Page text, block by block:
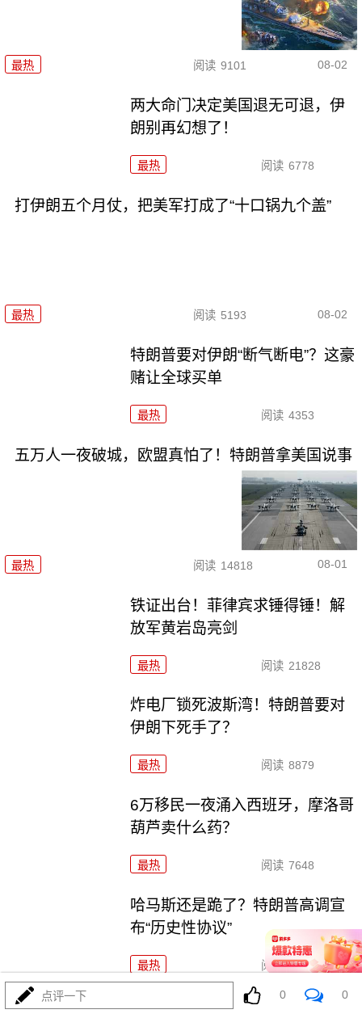
最热 阅读 9101 08-02
两大命门决定美国退无可退，伊
朗别再幻想了！
最热 阅读 6778
打伊朗五个月仗，把美军打成了“十口锅九个盖”
最热 阅读 5193 08-02
特朗普要对伊朗“断气断电”？这豪
赌让全球买单
最热 阅读 4353
五万人一夜破城，欧盟真怕了！特朗普拿美国说事
最热 阅读 14818 08-01
铁证出台！菲律宾求锤得锤！解
放军黄岩岛亮剑
最热 阅读 21828
炸电厂锁死波斯湾！特朗普要对
伊朗下死手了？
最热 阅读 8879
6万移民一夜涌入西班牙，摩洛哥
葫芦卖什么药？
最热 阅读 7648
哈马斯还是跪了？特朗普高调宣
布“历史性协议”
最热 阅读 10281
菲律宾五天三闹，美航母压阵，布林肯说了大实话
点评一下 0 0